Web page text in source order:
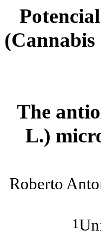
(Cannabis
The
L.)
Roberto
1